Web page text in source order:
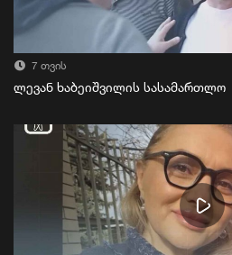
7 თვის
ლევან ხაბეიშვილის სასამართლო